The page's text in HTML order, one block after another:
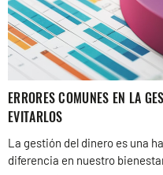
ERRORES COMUNES EN LA
EVITARLOS
La gestión del dinero es una
diferencia en nuestro